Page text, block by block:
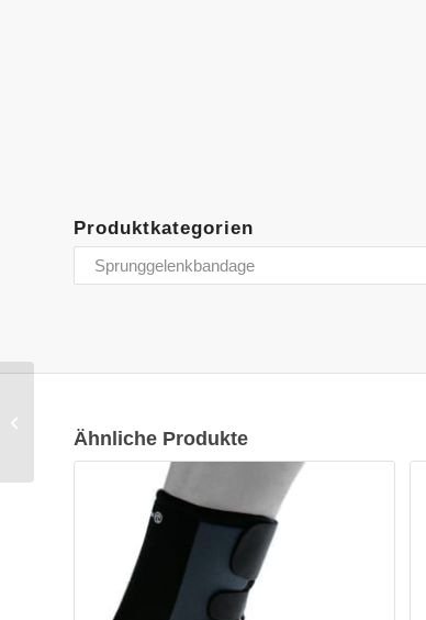
Produktkategorien
Ähnliche Produkte
Muskelstabilität